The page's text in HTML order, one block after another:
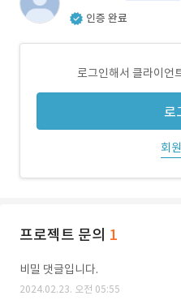
인증 완료
로그인해서 클라이언
로
회
프로젝트 문의 1
비밀 댓글입니다.
2024.02.23. 오전 05:55